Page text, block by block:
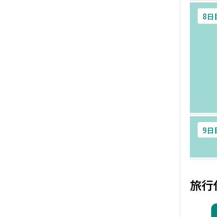
8日
9日
旅行